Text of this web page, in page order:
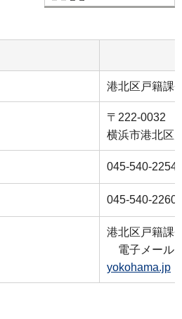
港北区戸籍課
〒222-0032
横浜市港北区
045-540-2254
045-540-2260
港北区戸籍課
電子メール
yokohama.jp